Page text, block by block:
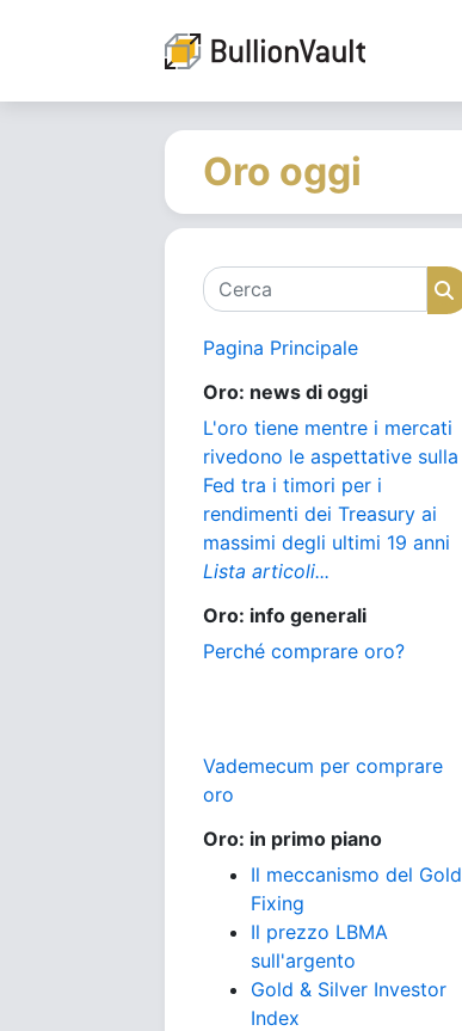
Oro oggi
Cerca
Pagina Principale
Oro: news di oggi
L'oro tiene mentre i mercati
rivedono le aspettative sulla
Fed tra i timori per i
rendimenti dei Treasury ai
massimi degli ultimi 19 anni
Lista articoli...
Oro: info generali
Perché comprare oro?
Vademecum per comprare
oro
Oro: in primo piano
Il meccanismo del Gold
Fixing
Il prezzo LBMA
sull'argento
Gold & Silver Investor
Index